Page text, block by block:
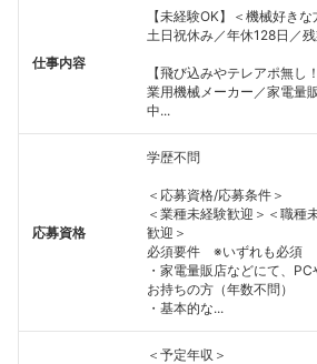
フォローしまし
こちらの企業もフォローし
仕事内容
【未経験OK】＜機械好き
土日祝休み／年休128日／
【飛び込みやテレアポ無
業用機械メーカー／家電量
中...
応募資格
学歴不問
＜応募資格/応募条件＞
＜業種未経験歓迎＞＜職種
歓迎＞
必須要件 ※いずれも必須
・家電量販店などにて、
お持ちの方（年数不問）
・基本的な...
＜予定年収＞